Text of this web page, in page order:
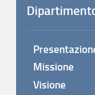
Missione
Visione